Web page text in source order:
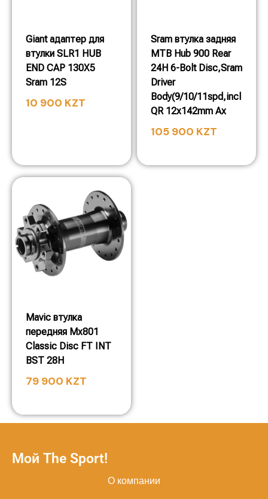
Giant адаптер для
втулки SLR1 HUB
END CAP 130X5
Sram 12S
10 900 KZT
Sram втулка задняя
MTB Hub 900 Rear
24H 6-Bolt Disc,Sram
Driver
Body(9/10/11spd,incl
QR 12x142mm Ax
105 900 KZT
Mavic втулка
передняя Mx801
Classic Disc FT INT
BST 28H
79 900 KZT
Мой The Sport!
О компании